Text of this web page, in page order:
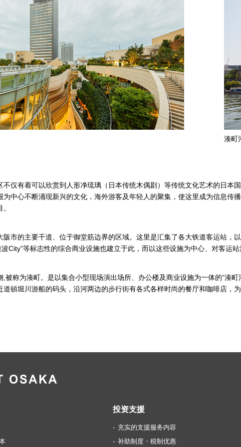
湊町
不仅有着可以欣赏到人形净琉璃（日本传统木偶剧）等传统文化艺术的日本
为中心不断涌现新兴的文化，海外游客及年轻人的聚集，使这里成为信息传
阪市的主要干道、位于御堂筋边界的区域。这里是汇集了各大铁道客运站，
波City”等标志性的综合商业设施也建立于此，而以这些设施为中心、对客运
,被称为湊町。是以集合小型现场演出场所、办公楼及商业设施为一体的“湊
道頓堀川游船的码头，沿河两边的步行街有各式各样时尚的餐厅和咖啡店，为
投资支援
充实的支援服务内容
补助制度・税制优惠